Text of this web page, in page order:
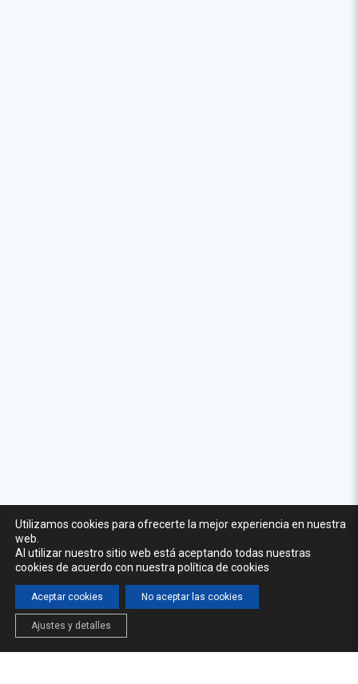
Utilizamos cookies para ofrecerte la mejor experiencia en nuestra
web.
Al utilizar nuestro sitio web está aceptando todas nuestras
cookies de acuerdo con nuestra política de cookies
Aceptar cookies No aceptar las cookies
Ajustes y detalles